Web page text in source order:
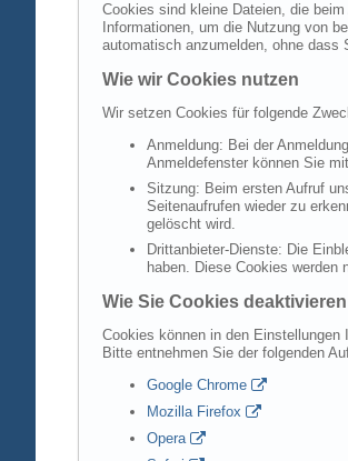
Cookies sind kleine Dateien, die
Informationen, um die Nutzung von
automatisch anzumelden, ohne dass
Wie wir Cookies nutzen
Wir setzen Cookies für folgende
Anmeldung: Bei der
Anmeldefenster können Sie
Sitzung: Beim ersten Aufruf
Seitenaufrufen wieder zu
gelöscht wird.
Drittanbieter-Dienste: Die
haben. Diese Cookies
Wie Sie Cookies
Cookies können in den
Bitte entnehmen Sie der folgenden
Google Chrome
Mozilla Firefox
Opera